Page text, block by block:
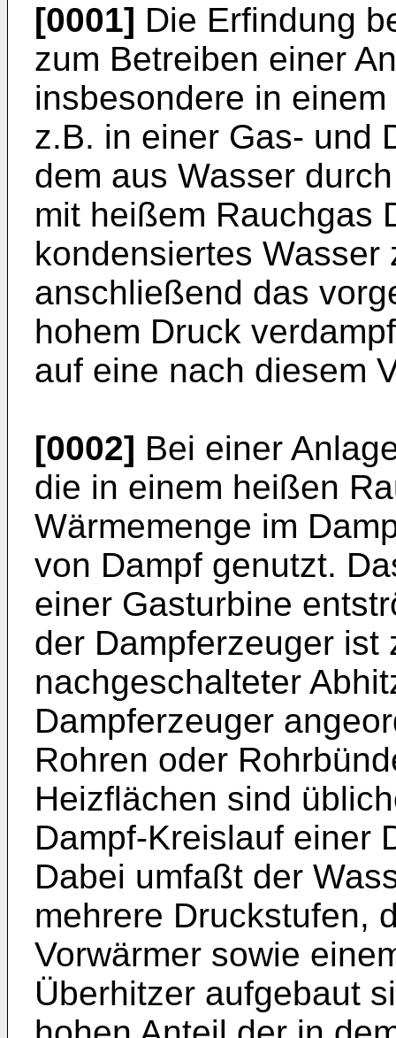
[0001] Die Erfindung
zum Betreiben einer
insbesondere in
z.B. in einer Gas- und
dem aus Wasser
mit heißem Rauchgas
kondensiertes
anschließend das
hohem Druck
auf eine nach diesem
[0002] Bei einer
die in einem heißen
Wärmemenge im
von Dampf genutzt.
einer Gasturbine
der Dampferzeuger ist
nachgeschalteter
Dampferzeuger
Rohren oder
Heizflächen sind
Dampf-Kreislauf einer
Dabei umfaßt der
mehrere Druckstufen,
Vorwärmer sowie
Überhitzer aufgebaut